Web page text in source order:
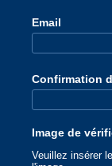
Email
Confirmation
Image de
Veuillez insérer